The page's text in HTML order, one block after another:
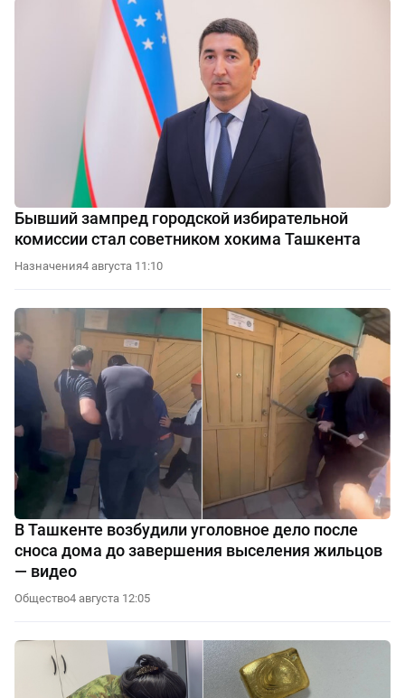
Бывший зампред городской избирательной
комиссии стал советником хокима Ташкента
Назначения4 августа 11:10
В Ташкенте возбудили уголовное дело после
сноса дома до завершения выселения жильцов
— видео
Общество4 августа 12:05